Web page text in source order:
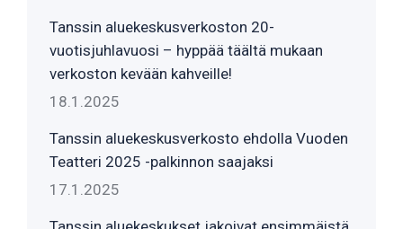
Tanssin aluekeskusverkoston 20-
vuotisjuhlavuosi – hyppää täältä mukaan
verkoston kevään kahveille!
18.1.2025
Tanssin aluekeskusverkosto ehdolla Vuoden
Teatteri 2025 -palkinnon saajaksi
17.1.2025